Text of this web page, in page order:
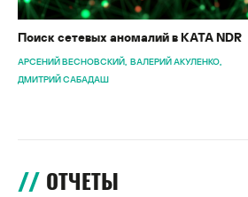
Поиск сетевых аномалий в KATA NDR
АРСЕНИЙ ВЕСНОВСКИЙ ВАЛЕРИЙ АКУЛЕНКО
ДМИТРИЙ САБАДАШ
ОТЧЕТЫ